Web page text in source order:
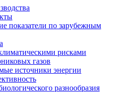
показатели по зарубежным
рисками
газов
источники энергии
разнообразия